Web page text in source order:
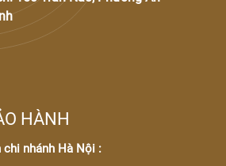
HÀNH
chi nhánh Hà Nội :